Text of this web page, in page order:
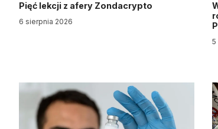
Pięć lekcji z afery Zondacrypto
6 sierpnia 2026
5